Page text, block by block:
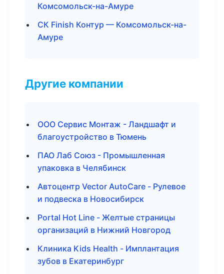
Комсомольск-на-Амуре
СК Finish Контур — Комсомольск-на-
Амуре
Другие компании
ООО Сервис Монтаж - Ландшафт и
благоустройство в Тюмень
ПАО Лаб Союз - Промышленная
упаковка в Челябинск
Автоцентр Vector AutoCare - Рулевое
и подвеска в Новосибирск
Portal Hot Line - Желтые страницы
организаций в Нижний Новгород
Клиника Kids Health - Имплантация
зубов в Екатеринбург